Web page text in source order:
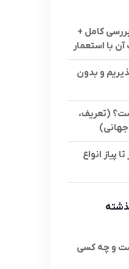
کامل +
با استعمار
و بدون
(تعریف،
انواع
و چه کسی